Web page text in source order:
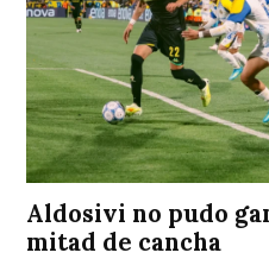
Aldosivi no pudo
mitad de cancha